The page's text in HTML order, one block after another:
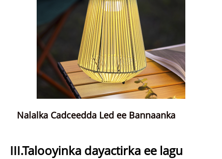
Nalalka Cadceedda Led ee Bannaanka
III.Talooyinka dayactirka ee lagu